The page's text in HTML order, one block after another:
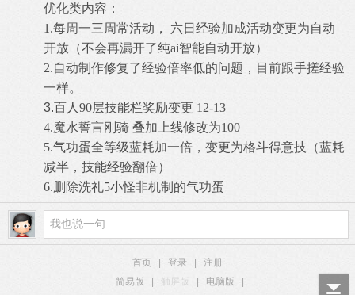
优化类内容：
1.每周一三周常活动， 六日经验加成活动变更为自动
开放（不会再漏开了纯ai智能自动开放）
2.自动制作修复了经验倍率低的问题，目前跟手搓经验
一样。
3.百人90层技能栏奖励变更 12-13
4.魔水誓言刚骑 叠加上线修改为100
5.气功蛋全等级蓝耗加一倍，变更为格斗得意技（蓝耗
减半，技能经验翻倍）
6.删除洗礼5小怪非机制的气功蛋
首页 登录
注册
简易版
触屏版 电脑版